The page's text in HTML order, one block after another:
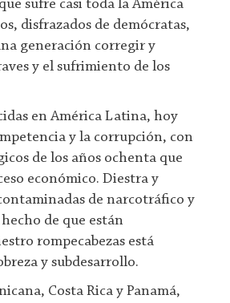
sufre casi toda la América
disfrazados de demócratas,
generación corregir y
y el sufrimiento de los
en América Latina, hoy
y la corrupción, con
de los años ochenta que
económico. Diestra y
de narcotráfico y
de que están
rompecabezas está
y subdesarrollo.
Costa Rica y Panamá,